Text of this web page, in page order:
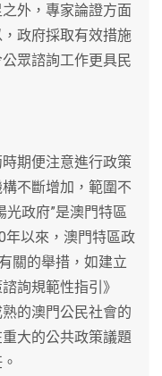
外，專家論證方面
政府採取有效措施
眾諮詢工作更具民
期便注意進行政策
不斷增加，範圍不
光政府”是澳門特區
年以來，澳門特區政
關的舉措，如建立
詢規範性指引》
的澳門公民社會的
大的公共政策議題